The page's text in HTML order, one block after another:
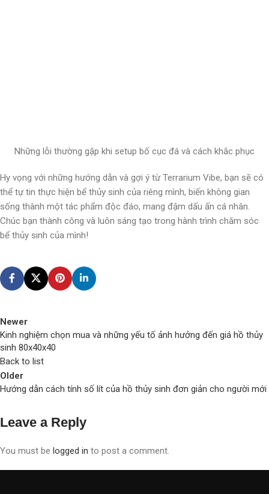
Những lỗi thường gặp khi setup bố cục đá và cách khắc phục
Hy vọng với những hướng dẫn và gợi ý từ Terrarium Vibe, bạn sẽ có
thể tự tin thực hiện bể thủy sinh của riêng mình, biến không gian
sống thành một tác phẩm độc đáo, mang đậm dấu ấn cá nhân.
Chúc bạn thành công và luôn sáng tạo trong hành trình chăm sóc
bể thủy sinh của mình!
Newer
Kinh nghiệm chọn mua và những yếu tố ảnh hưởng đến giá hồ thủy
sinh 80x40x40
Back to list
Older
Hướng dẫn cách tính số lít của hồ thủy sinh đơn giản cho người mới
Leave a Reply
You must be logged in to post a comment.